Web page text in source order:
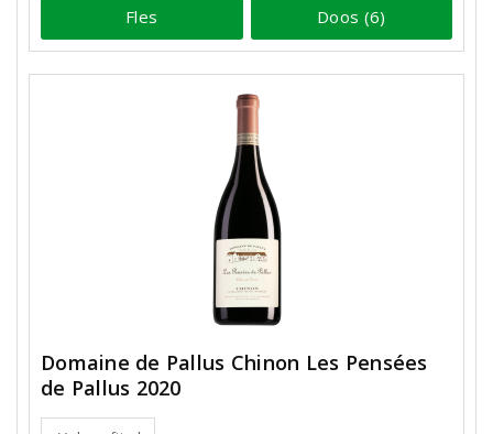
Fles Doos (6)
Domaine de Pallus Chinon Les Pensées
de Pallus 2020